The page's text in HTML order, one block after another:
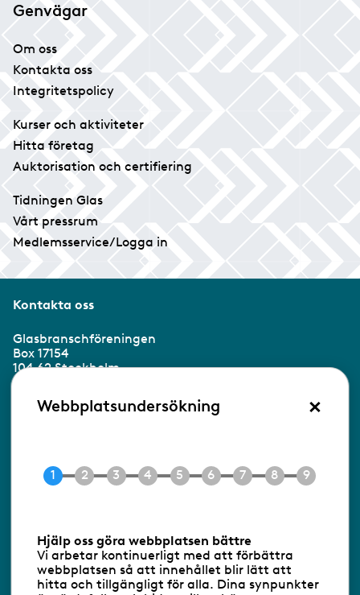
Genvägar
Om oss
Kontakta oss
Integritetspolicy
Kurser och aktiviteter
Hitta företag
Auktorisation och certifiering
Tidningen Glas
Vårt pressrum
Medlemsservice/Logga in
Kontakta oss
Glasbranschföreningen
Box 17154
104 62 Stockholm
Besöksadress:
Ringvägen 100
E-post info@gbf.se
Följ oss via RSS
Webbplatsundersökning ×
Hjälp oss göra webbplatsen bättre
Vi arbetar kontinuerligt med att förbättra
webbplatsen så att innehållet blir lätt att
hitta och tillgängligt för alla. Dina synpunkter